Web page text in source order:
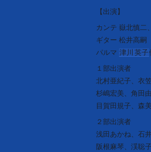
【出演】
カンテ 嶽北慎二
ギター 松井高嗣
パルマ 津川 英子
１部出演者
北村亜紀子、衣
杉嶋宏美、角田
目賀田規子、森
２部出演者
浅田あかね、石
阪根麻琴、渓聡